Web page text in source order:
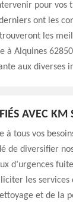
pour vos
ont les
les
Alquines
aux diverses
AVEC KM
à tous vos
de diversifier
d’urgences
les
et de la